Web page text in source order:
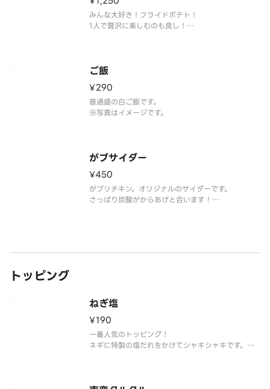
みんな大好き！フライドポテト！
1人で贅沢に楽しむのも良し！
ご飯
¥290
普通盛の白ご飯です。
※写真はイメージです。
がブサイダー
¥450
がブリチキン。オリジナルのサイダーです。
さっぱり炭酸がからあげと合います！
トッピング
ねぎ塩
¥190
一番人気のトッピング！
ネギに特製の塩だれをかけてシャキシャキです。